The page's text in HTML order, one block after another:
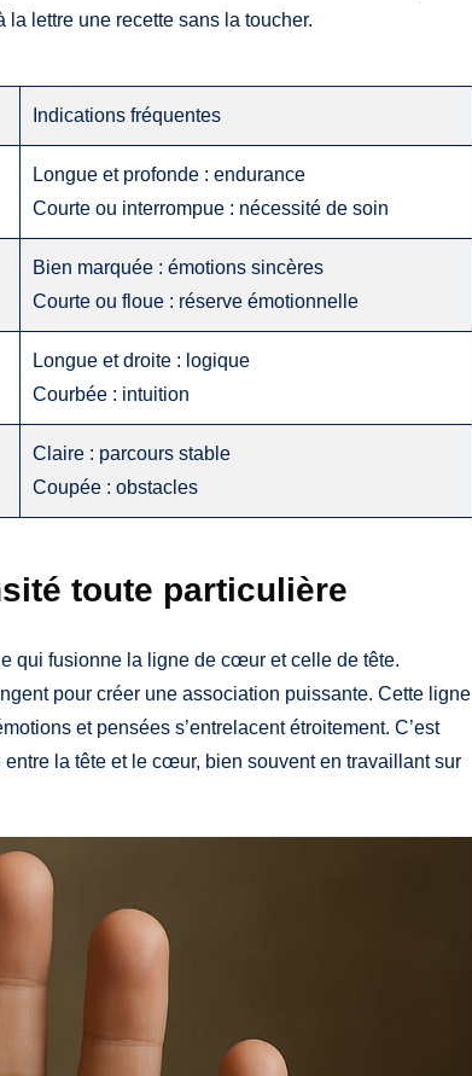
lettre une recette sans la toucher.
Indications fréquentes
Longue et profonde : endurance
Courte ou interrompue : nécessité de soin
Bien marquée : émotions sincères
Courte ou floue : réserve émotionnelle
Longue et droite : logique
Courbée : intuition
Claire : parcours stable
Coupée : obstacles
toute particulière
qui fusionne la ligne de cœur et celle de tête.
pour créer une association puissante. Cette ligne
et pensées s’entrelacent étroitement. C’est
entre la tête et le cœur, bien souvent en travaillant sur